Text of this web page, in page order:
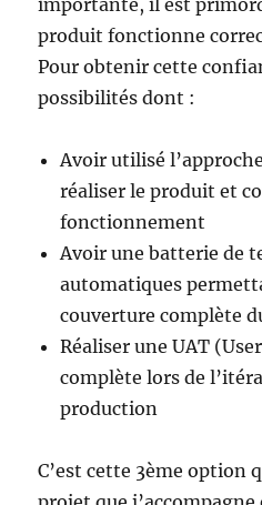
importante, il est
produit fonctionne
Pour obtenir cette
possibilités dont :
Avoir utilisé
réaliser le produit et
fonctionnement
Avoir une batterie de
automatiques
couverture complète
Réaliser une UAT
complète lors de
production
C’est cette 3ème option